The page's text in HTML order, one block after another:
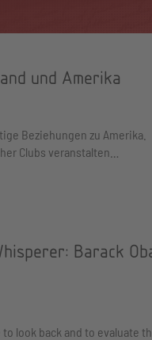
und Amerika
Beziehungen zu Amerika.
Clubs veranstalten…
Barack
look back and to evaluate